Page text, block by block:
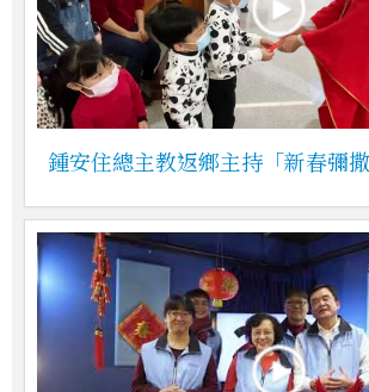
鍾安住總主教返鄉主持「新春彌撒